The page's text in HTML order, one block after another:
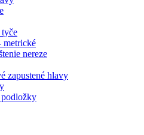
metrické
nereze
zapustené hlavy
podložky